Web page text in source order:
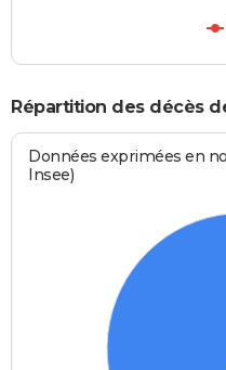
Répartition des décès
Données exprimées en
Insee)